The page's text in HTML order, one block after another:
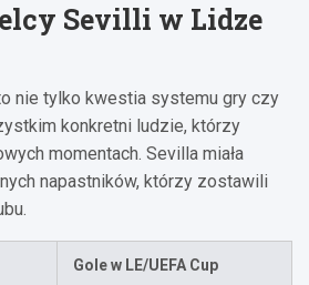
Sevilli w Lidze
nie tylko kwestia systemu gry czy
konkretni ludzie, którzy
momentach. Sevilla miała
napastników, którzy zostawili
Gole w LE/UEFA Cup